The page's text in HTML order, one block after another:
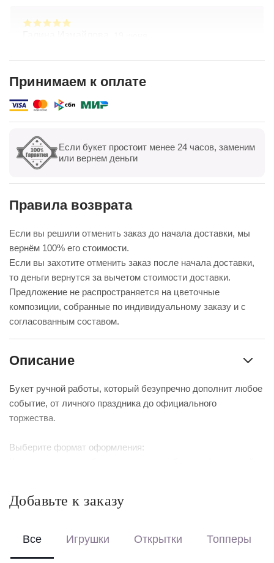
городе, заказываю через приложение. Всегда
доставка. Огромное спасибо за настроение
Показать все Оставить отзыв
Принимаем к оплате
Если букет простоит менее 24 часов, заменим
или вернем деньги
Правила возврата
Если вы решили отменить заказ до начала доставки, мы
вернём 100% его стоимости.
Если вы захотите отменить заказ после начала доставки,
то деньги вернутся за вычетом стоимости доставки.
Предложение не распространяется на цветочные
композиции, собранные по индивидуальному заказу и с
согласованным составом.
Описание
Букет ручной работы, который безупречно дополнит любое
событие, от личного праздника до официального
торжества.
Выберите формат оформления:
Перевяжем лентой – идеальный минималистичный вариант
Добавьте к заказу
Все Игрушки Открытки Топперы